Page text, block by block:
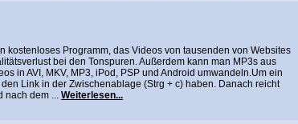
kostenloses Programm, das Videos von tausenden von Websites
bei den Tonspuren. Außerdem kann man MP3s aus
in AVI, MKV, MP3, iPod, PSP und Android umwandeln.Um ein
Link in der Zwischenablage (Strg + c) haben. Danach reicht
nach dem ... Weiterlesen...